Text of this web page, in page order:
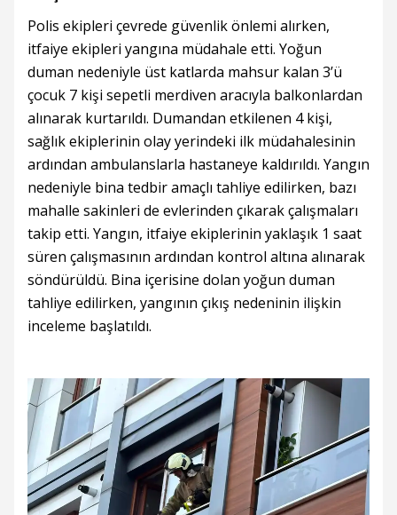
Polis ekipleri çevrede güvenlik önlemi alırken,
itfaiye ekipleri yangına müdahale etti. Yoğun
duman nedeniyle üst katlarda mahsur kalan 3’ü
çocuk 7 kişi sepetli merdiven aracıyla balkonlardan
alınarak kurtarıldı. Dumandan etkilenen 4 kişi,
sağlık ekiplerinin olay yerindeki ilk müdahalesinin
ardından ambulanslarla hastaneye kaldırıldı. Yangın
nedeniyle bina tedbir amaçlı tahliye edilirken, bazı
mahalle sakinleri de evlerinden çıkarak çalışmaları
takip etti. Yangın, itfaiye ekiplerinin yaklaşık 1 saat
süren çalışmasının ardından kontrol altına alınarak
söndürüldü. Bina içerisine dolan yoğun duman
tahliye edilirken, yangının çıkış nedeninin ilişkin
inceleme başlatıldı.